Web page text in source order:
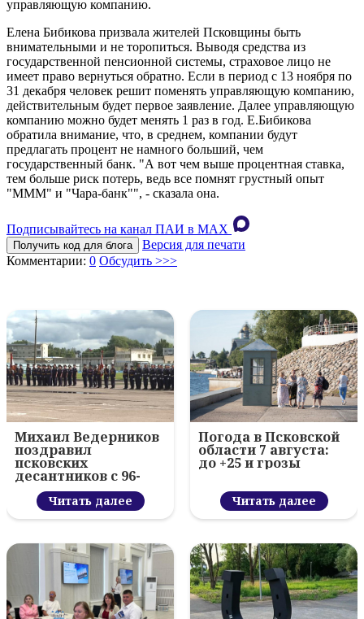
управляющую компанию.
Елена Бибикова призвала жителей Псковщины быть
внимательными и не торопиться. Выводя средства из
государственной пенсионной системы, страховое лицо не
имеет право вернуться обратно. Если в период с 13 ноября по
31 декабря человек решит поменять управляющую компанию,
действительным будет первое заявление. Далее управляющую
компанию можно будет менять 1 раз в год. Е.Бибикова
обратила внимание, что, в среднем, компании будут
предлагать процент не намного больший, чем
государственный банк. "А вот чем выше процентная ставка,
тем больше риск потерь, ведь все помнят грустный опыт
"МММ" и "Чара-банк"", - сказала она.
Подписывайтесь на канал ПАИ в MAХ
Получить код для блога
Версия для печати
Комментарии: 0 Обсудить >>>
Михаил Ведерников
поздравил
псковских
десантников с 96-
летием ВДВ и
вручил награды
Читать далее
Погода в Псковской
области 7 августа:
до +25 и грозы
Читать далее